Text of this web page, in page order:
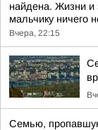
найдена. Жизни и
мальчику ничего
Вчера, 22:15
Семью,